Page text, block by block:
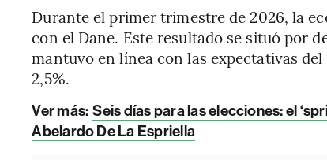
Durante el primer trimestre de 2026, la
con el Dane. Este resultado se situó por
mantuvo en línea con las expectativas
2,5%.
Ver más: Seis días para las elecciones: el
Abelardo De La Espriella